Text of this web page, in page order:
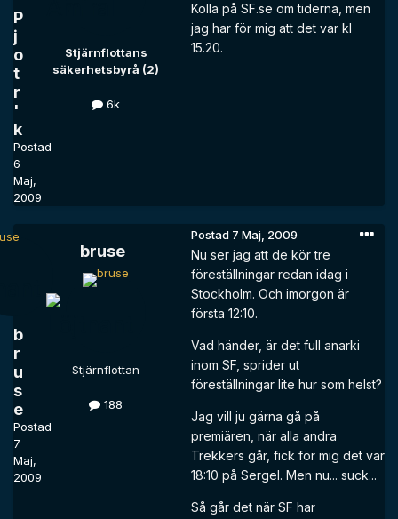
P
j
o
t
r
'
k
Postad
6
Maj,
2009
Stjärnflottans
säkerhetsbyrå (2)
6k
Kolla på SF.se om tiderna, men
jag har för mig att det var kl
15.20.
b
r
u
s
e
Postad
7
Maj,
2009
bruse
Stjärnflottan
188
Postad 7 Maj, 2009
Nu ser jag att de kör tre
föreställningar redan idag i
Stockholm. Och imorgon är
första 12:10.
Vad händer, är det full anarki
inom SF, sprider ut
föreställningar lite hur som helst?
Jag vill ju gärna gå på
premiären, när alla andra
Trekkers går, fick för mig det var
18:10 på Sergel. Men nu... suck...
Så går det när SF har